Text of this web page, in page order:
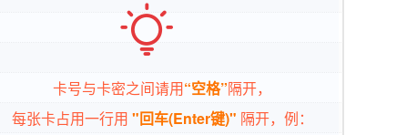

卡号与卡密之间请用“空格”隔开，
每张卡占用一行用 "回车(Enter键)" 隔开，例：